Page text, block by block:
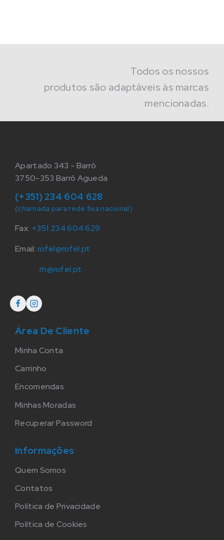
Todos os nossos
produtos são adaptáveis às marcas
mencionadas.
Apartado 343 - Barrô
3750-353 Barrô Agueda
(+351) 234 604 628
(chamada para rede fixa nacional)
Fax: +351 234 604 629
Email:rofel@rofel.pt
rh@rofel.pt
Área De Cliente
Minha Conta
Carrinho
Encomendas
Minhas Moradas
Recuperar Password
Informações
Quem Somos
Contatos
Política de Privacidade
Política de Cookies